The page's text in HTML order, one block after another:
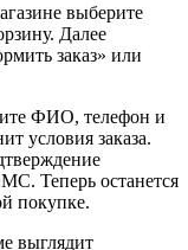
выберите
Далее
заказ» или
ФИО, телефон и
условия заказа.
Теперь останется
покупке.
выглядит